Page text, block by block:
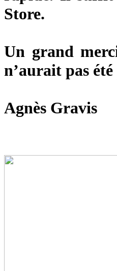
Store.
Un grand
n’aurait pas été
Agnès Gravis